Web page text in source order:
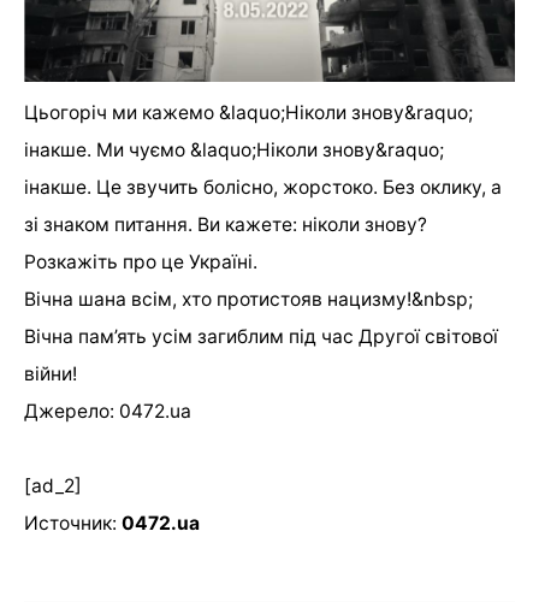
Цьогоріч ми кажемо &laquo;Ніколи знову&raquo;
інакше. Ми чуємо &laquo;Ніколи знову&raquo;
інакше. Це звучить болісно, жорстоко. Без оклику, а
зі знаком питання. Ви кажете: ніколи знову?
Розкажіть про це Україні.
Вічна шана всім, хто протистояв нацизму!&nbsp;
Вічна пам’ять усім загиблим під час Другої світової
війни!
Джерело: 0472.ua
[ad_2]
Источник: 0472.ua